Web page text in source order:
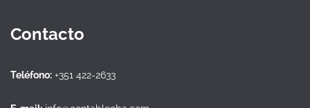
Contacto
Teléfono: +351 422-2633